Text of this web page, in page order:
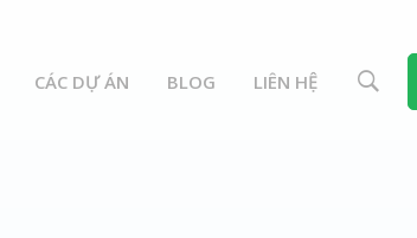
CÁC DỰ ÁN BLOG LIÊN HỆ